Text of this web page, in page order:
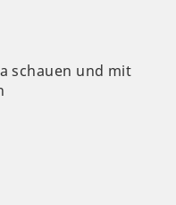
schauen und mit